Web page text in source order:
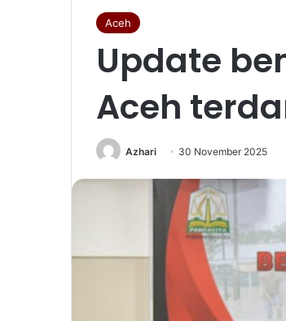
Aceh
Update
Aceh
Azhari 30 November 2025